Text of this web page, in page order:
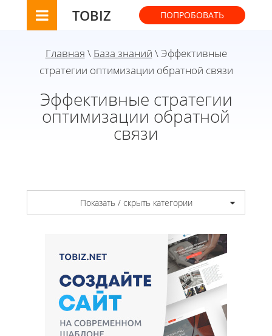
TOBIZ ПОПРОБОВАТЬ
Главная \ База знаний \ Эффективные
стратегии оптимизации обратной связи
Эффективные стратегии
оптимизации обратной
связи
Показать / скрыть категории